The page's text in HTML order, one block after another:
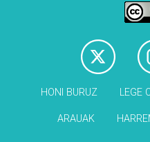
HONI BURUZ LEGE
ARAUAK